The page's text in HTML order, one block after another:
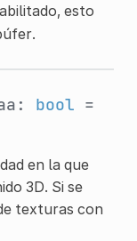
esto
bool =
en la que
3D. Si se
texturas con